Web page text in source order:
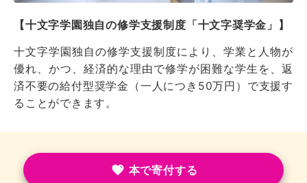
【十文字学園独自の修学支援制度「十文字奨学金」】
十文字学園独自の修学支援制度により、学業と人物が
優れ、かつ、経済的な理由で修学が困難な学生を、返
済不要の給付型奨学金（一人につき50万円）で支援す
ることができます。
本で寄付する